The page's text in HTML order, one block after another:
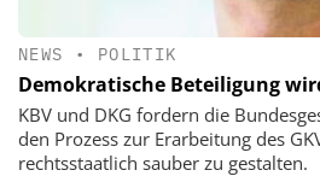
NEWS • POLITIK
Demokratische Beteiligung
KBV und DKG fordern die
den Prozess zur Erarbeitung des
rechtsstaatlich sauber zu gestalten.